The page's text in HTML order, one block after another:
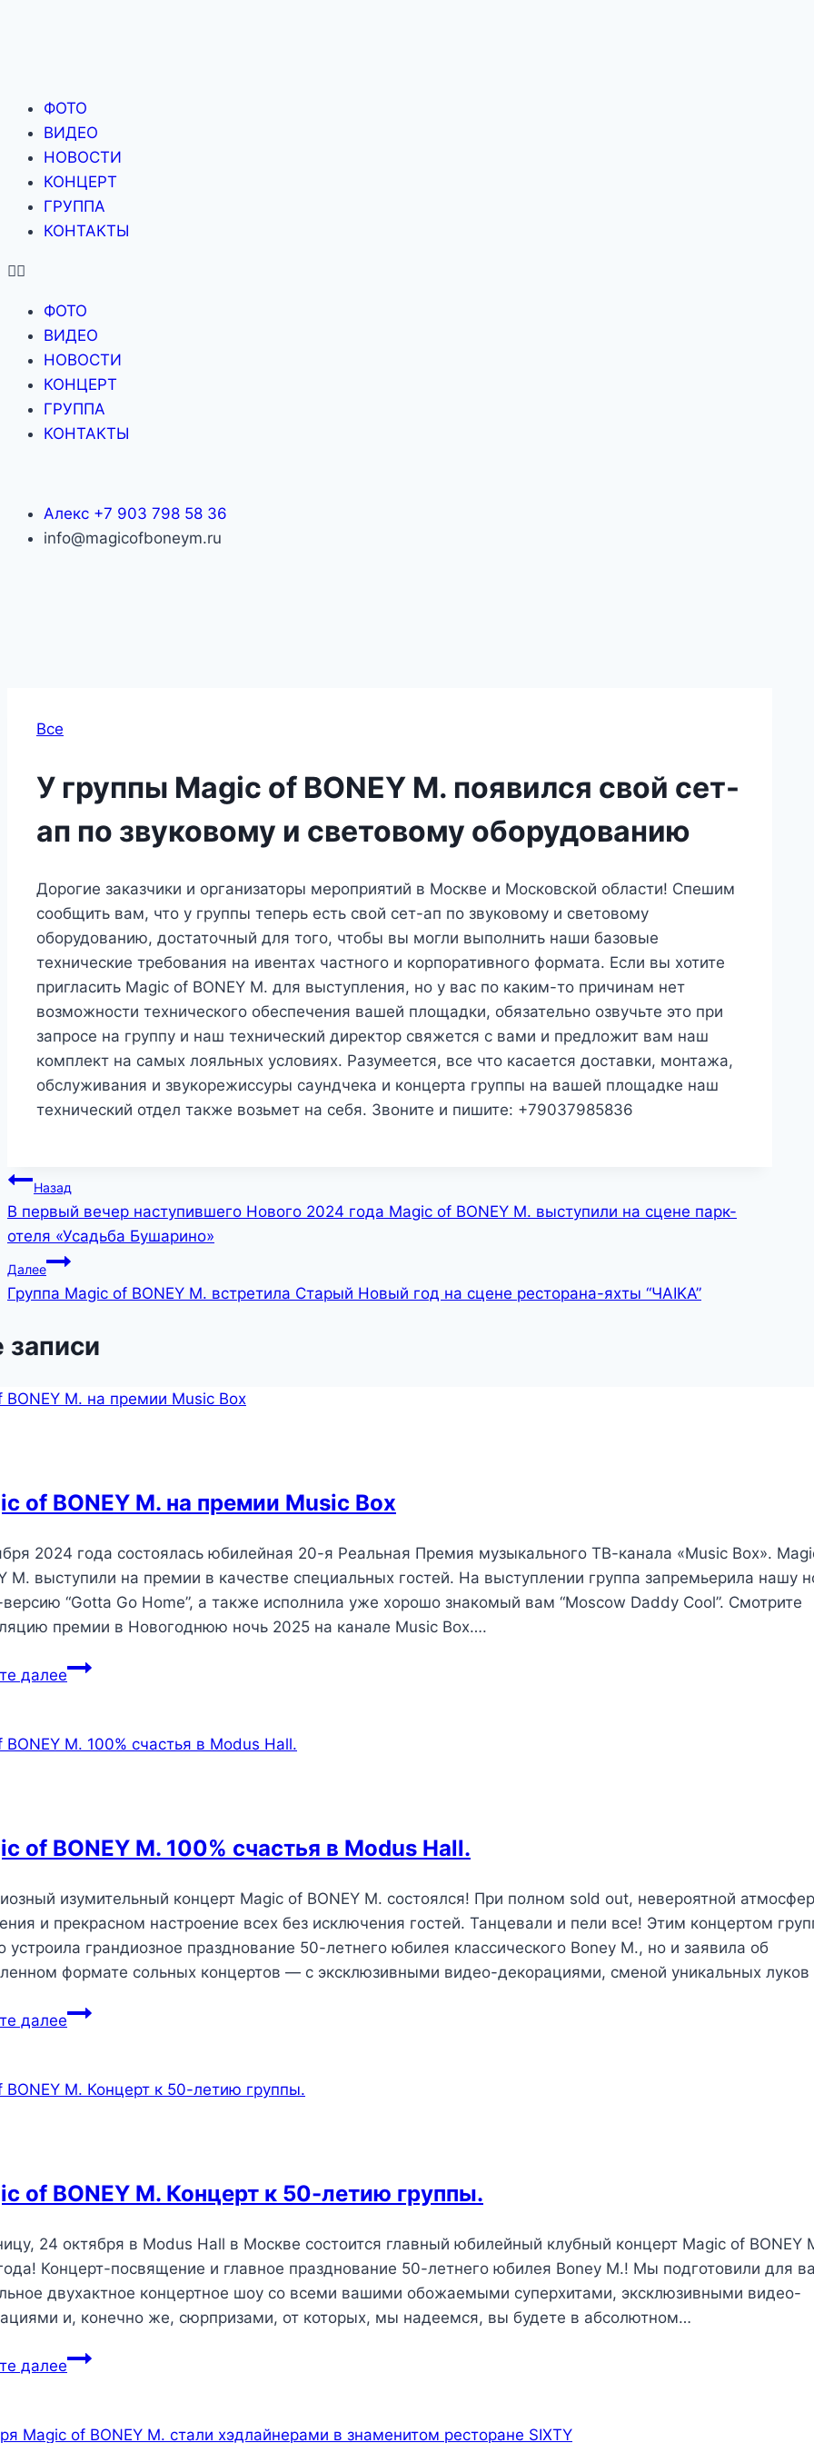
ФОТО
ВИДЕО
НОВОСТИ
КОНЦЕРТ
ГРУППА
КОНТАКТЫ
ФОТО
ВИДЕО
НОВОСТИ
КОНЦЕРТ
ГРУППА
КОНТАКТЫ
Алекс +7 903 798 58 36
info@magicofboneym.ru
Все
У группы Magic of BONEY M. появился свой сет-
ап по звуковому и световому оборудованию
Дорогие заказчики и организаторы мероприятий в Москве и Московской области! Спешим
сообщить вам, что у группы теперь есть свой сет-ап по звуковому и световому
оборудованию, достаточный для того, чтобы вы могли выполнить наши базовые
технические требования на ивентах частного и корпоративного формата. Если вы хотите
пригласить Magic of BONEY M. для выступления, но у вас по каким-то причинам нет
возможности технического обеспечения вашей площадки, обязательно озвучьте это при
запросе на группу и наш технический директор свяжется с вами и предложит вам наш
комплект на самых лояльных условиях. Разумеется, все что касается доставки, монтажа,
обслуживания и звукорежиссуры саундчека и концерта группы на вашей площадке наш
технический отдел также возьмет на себя. Звоните и пишите: +79037985836
Назад
В первый вечер наступившего Нового 2024 года Magic of BONEY M. выступили на сцене парк-
отеля «Усадьба Бушарино»
Далее
Группа Magic of BONEY M. встретила Старый Новый год на сцене ресторана-яхты “ЧАIKA”
of BONEY M. на премии Music Box
2024 года состоялась юбилейная 20-я Реальная Премия музыкального ТВ-канала «Music Box».
M. выступили на премии в качестве специальных гостей. На выступлении группа запремьерила нашу
версию “Gotta Go Home”, а также исполнила уже хорошо знакомый вам “Moscow Daddy Cool”. Смотрите
премии в Новогоднюю ночь 2025 на канале Music Box….
далее
of BONEY M. 100% счастья в Modus Hall.
изумительный концерт Magic of BONEY M. состоялся! При полном sold out, невероятной
и прекрасном настроение всех без исключения гостей. Танцевали и пели все! Этим концертом
устроила грандиозное празднование 50-летнего юбилея классического Boney M., но и заявила об
формате сольных концертов — с эксклюзивными видео-декорациями, сменой уникальных
далее
of BONEY M. Концерт к 50-летию группы.
24 октября в Modus Hall в Москве состоится главный юбилейный клубный концерт Magic of BONEY
Концерт-посвящение и главное празднование 50-летнего юбилея Boney M.! Мы подготовили для
двухактное концертное шоу со всеми вашими обожаемыми суперхитами, эксклюзивными видео-
и, конечно же, сюрпризами, от которых, мы надеемся, вы будете в абсолютном…
далее